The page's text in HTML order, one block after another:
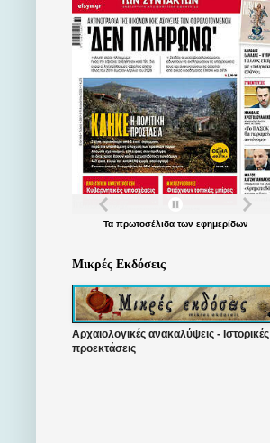
Τα πρωτοσέλιδατων εφημερίδων
Μικρές Εκδόσεις
Αρχαιολογικές ανακαλύψεις - Ιστορικές
προεκτάσεις